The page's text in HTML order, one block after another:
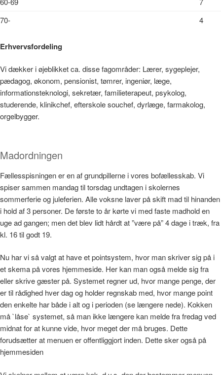
70-
4
Erhvervsfordeling
Vi dækker i øjeblikket ca. disse fagområder: Lærer, sygeplejer,
pædagog, økonom, pensionist, tømrer, ingeniør, læge,
informationsteknologi, sekretær, familieterapeut, psykolog,
studerende, klinikchef, efterskole souchef, dyrlæge, farmakolog,
orgelbygger.
Madordningen
Fællesspisningen er en af grundpillerne i vores bofællesskab. Vi
spiser sammen mandag til torsdag undtagen i skolernes
sommerferie og juleferien. Alle voksne laver på skift mad til hinanden
i hold af 3 personer. De første to år kørte vi med faste madhold en
uge ad gangen; men det blev lidt hårdt at ”være på” 4 dage i træk, fra
kl. 16 til godt 19.
Nu har vi så valgt at have et pointsystem, hvor man skriver sig på i
et skema på vores hjemmeside. Her kan man også melde sig fra
eller skrive gæster på. Systemet regner ud, hvor mange penge, der
er til rådighed hver dag og holder regnskab med, hvor mange point
den enkelte har både i alt og i perioden (se længere nede). Kokken
må `låse` systemet, så man ikke længere kan melde fra fredag ved
midnat for at kunne vide, hvor meget der må bruges. Dette
forudsætter at menuen er offentliggjort inden. Dette sker også på
hjemmesiden